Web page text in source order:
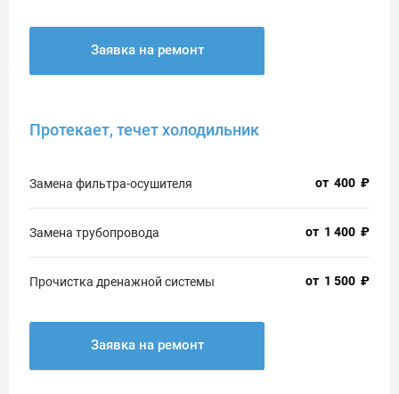
Заявка на ремонт
Протекает, течет холодильник
Замена фильтра-осушителя от 400 ₽
Замена трубопровода от 1 400 ₽
Прочистка дренажной системы от 1 500 ₽
Заявка на ремонт